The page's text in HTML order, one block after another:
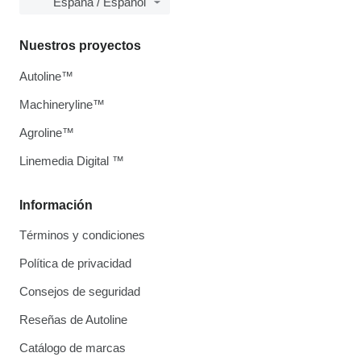
Información
Términos y condiciones
Política de privacidad
Consejos de seguridad
Reseñas de Autoline
Catálogo de marcas
Nuestros proyectos
Autoline™
Machineryline™
Agroline™
Linemedia Digital ™